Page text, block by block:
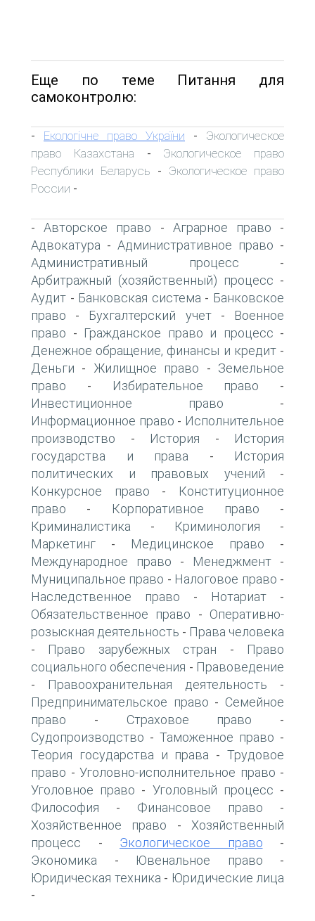
Еще по теме Питання для
самоконтролю:
- Екологічне право України - Экологическое
право Казахстана - Экологическое право
Республики Беларусь - Экологическое право
России -
-Авторское право - Аграрное право -
Адвокатура - Административное право -
Административный процесс -
Арбитражный (хозяйственный) процесс -
Аудит - Банковская система - Банковское
право - Бухгалтерский учет-
Военное
право - Гражданское право и процесс -
Денежное обращение, финансы и кредит-
Деньги - Жилищное право - Земельное
право - Избирательное право -
Инвестиционное право -
Информационное право - Исполнительное
производство - История -
История
государства и права -
История
политических и правовых учений -
Конкурсное право -
Конституционное
право - Корпоративное право -
Криминалистика - Криминология -
Маркетинг - Медицинское право -
Международное право - Менеджмент -
Муниципальное право - Налоговое право -
Наследственное право - Нотариат -
Обязательственное право - Оперативно-
розыскная деятельность - Права человека
- Право зарубежных стран -
Право
социального обеспечения - Правоведение
- Правоохранительная деятельность -
Предпринимательское право - Семейное
право - Страховое право -
Судопроизводство - Таможенное право -
Теория государства и права -Трудовое
право - Уголовно-исполнительное право -
Уголовное право - Уголовный процесс -
Философия - Финансовое право -
Хозяйственное право - Хозяйственный
процесс - Экологическое право -
Экономика - Ювенальное право -
Юридическая техника - Юридические лица
-